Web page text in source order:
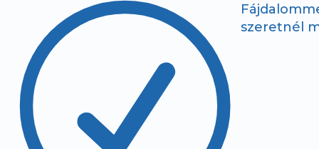
R
szeretnél